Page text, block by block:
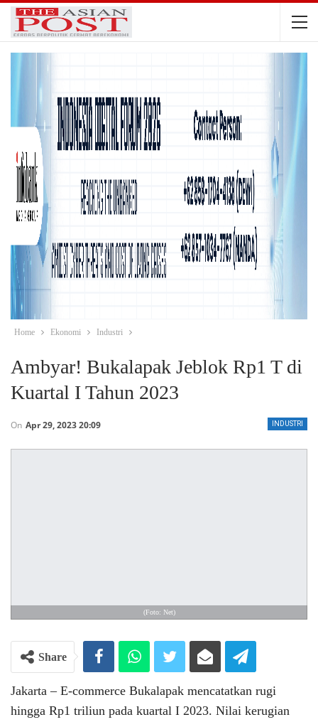
Home Ekonomi Industri
Ambyar! Bukalapak Jeblok Rp1 T di
Kuartal I Tahun 2023
INDUSTRI
On Apr 29, 2023 20:09
(Foto: Net)
Share
Jakarta – E-commerce Bukalapak mencatatkan rugi
hingga Rp1 triliun pada kuartal I 2023. Nilai kerugian